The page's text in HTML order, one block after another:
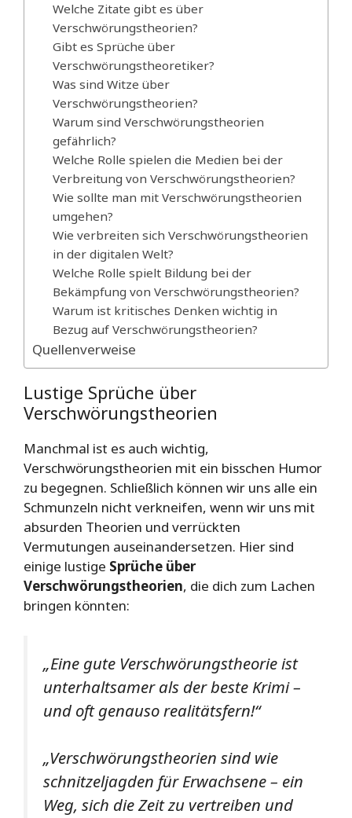
Welche Zitate gibt es über
Verschwörungstheorien?
Gibt es Sprüche über
Verschwörungstheoretiker?
Was sind Witze über
Verschwörungstheorien?
Warum sind Verschwörungstheorien
gefährlich?
Welche Rolle spielen die Medien bei der
Verbreitung von Verschwörungstheorien?
Wie sollte man mit Verschwörungstheorien
umgehen?
Wie verbreiten sich Verschwörungstheorien
in der digitalen Welt?
Welche Rolle spielt Bildung bei der
Bekämpfung von Verschwörungstheorien?
Warum ist kritisches Denken wichtig in
Bezug auf Verschwörungstheorien?
Quellenverweise
Lustige Sprüche über
Verschwörungstheorien
Manchmal ist es auch wichtig,
Verschwörungstheorien mit ein bisschen Humor
zu begegnen. Schließlich können wir uns alle ein
Schmunzeln nicht verkneifen, wenn wir uns mit
absurden Theorien und verrückten
Vermutungen auseinandersetzen. Hier sind
einige lustige Sprüche über
Verschwörungstheorien, die dich zum Lachen
bringen könnten:
„Eine gute Verschwörungstheorie ist
unterhaltsamer als der beste Krimi –
und oft genauso realitätsfern!“
„Verschwörungstheorien sind wie
schnitzeljagden für Erwachsene – ein
Weg, sich die Zeit zu vertreiben und